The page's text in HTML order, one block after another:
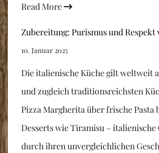
Read More
Zubereitung: Purismus und Respekt
10. Januar 2025
Die italienische Küche gilt weltweit
und zugleich traditionsreichsten
Pizza Margherita über frische Pasta
Desserts wie Tiramisu –
durch ihren unvergleichlichen